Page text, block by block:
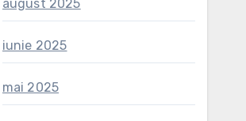
august 2025
iunie 2025
mai 2025